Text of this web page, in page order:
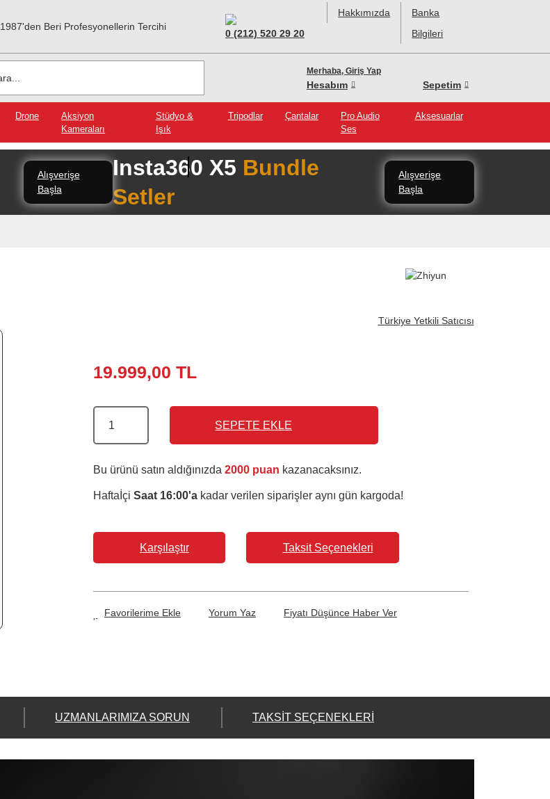
1987'den Beri Profesyonellerin Tercihi
0 (212) 520 29 20
Hakkımızda
Banka
Bilgileri
Merhaba, Giriş Yap
Hesabım Sepetim
Drone
Aksiyon
Kameraları
Stüdyo &
Işık
Tripodlar Çantalar
Pro Audio
Ses
Aksesuarlar
Alışverişe
Başla
Insta360 X5 Bundle
Setler
Alışverişe
Başla
Türkiye Yetkili Satıcısı
19.999,00 TL
SEPETE EKLE
Bu ürünü satın aldığınızda 2000 puan kazanacaksınız.
Haftaİçi Saat 16:00'a kadar verilen siparişler aynı gün kargoda!
Karşılaştır Taksit Seçenekleri
Yorum Yaz Fiyatı Düşünce Haber Ver
UZMANLARIMIZA SORUN TAKSIT SEÇENEKLERI